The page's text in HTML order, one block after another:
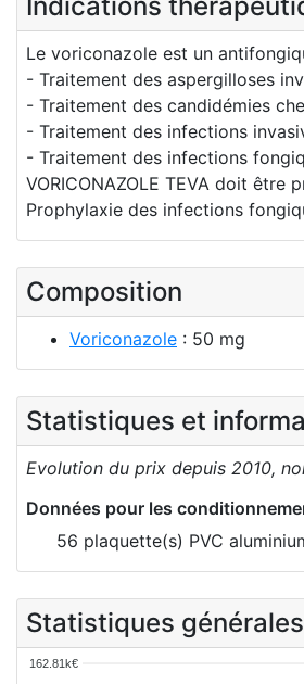
Le voriconazole est un
- Traitement des aspergilloses
- Traitement des candidémies
- Traitement des infections
- Traitement des infections
VORICONAZOLE TEVA doit
Prophylaxie des infections
Composition
Voriconazole : 50 mg
Statistiques et
Evolution du prix depuis 2010,
Données pour les
56 plaquette(s) PVC
Statistiques générales
162.81k€